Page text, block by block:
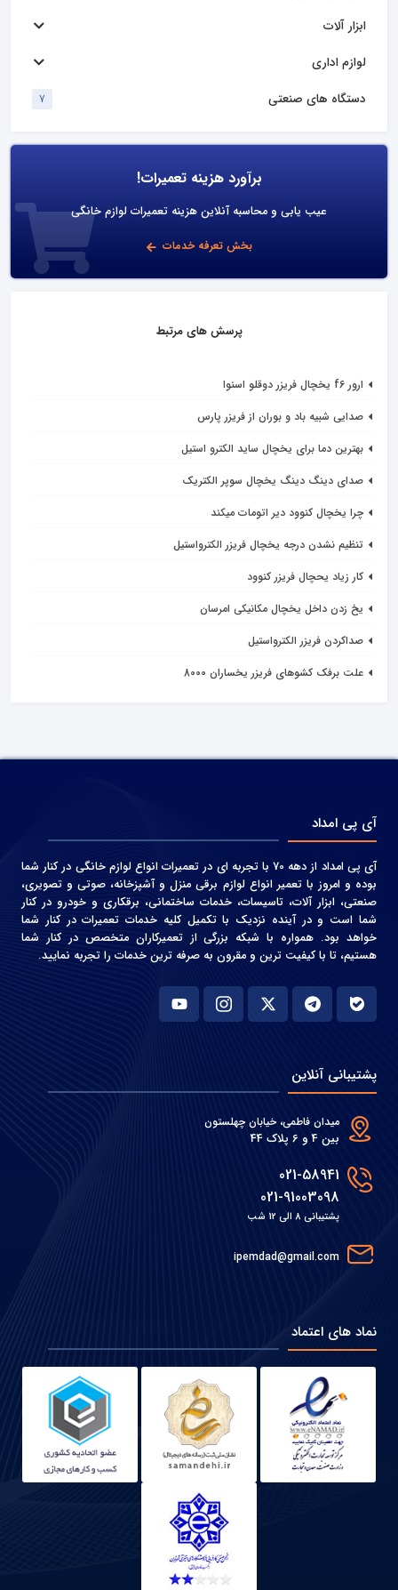
ابزار آلات
لوازم اداری
دستگاه های صنعتی
7
برآورد هزینه تعمیرات!
عیب یابی و محاسبه آنلاین هزینه تعمیرات لوازم خانگی
بخش تعرفه خدمات
پرسش های مرتبط
ارور f6 یخچال فریزر دوقلو اسنوا
صدایی شبیه باد و بوران از فریزر پارس
بهترین دما برای یخچال ساید الکترو استیل
صدای دینگ دینگ یخچال سوپر الکتریک
چرا یخچال کنوود دیر اتومات میکند
تنظیم نشدن درجه یخچال فریزر الکترواستیل
کار زیاد یحچال فریزر کنوود
یخ زدن داخل یخچال مکانیکی امرسان
صداکردن فریزر الکترواستیل
علت برفک کشوهای فریزر یخساران 8000
آی پی امداد
آی پی امداد از دهه 70 با تجربه ای در تعمیرات انواع لوازم خانگی در کنار شما
بوده و امروز با تعمیر انواع لوازم برقی منزل و آشپزخانه، صوتی و‌ تصویری،
صنعتی، ابزار آلات، تاسیسات، خدمات ساختمانی، برقکاری و خودرو در کنار
شما است و در آینده نزدیک با تکمیل کلیه خدمات تعمیرات در کنار شما
خواهد بود. همواره با شبکه بزرگی از تعمیرکاران متخصص در کنار شما
هستیم، تا با کیفیت ترین و مقرون به صرفه ترین خدمات را تجربه نمایید.
پشتیبانی آنلاین
میدان فاطمی، خیابان چهلستون
بین 4 و 6 پلاک 44
021-58941
021-91003098
پشتیبانی 8 الی 12 شب
ipemdad@gmail.com
نماد های اعتماد